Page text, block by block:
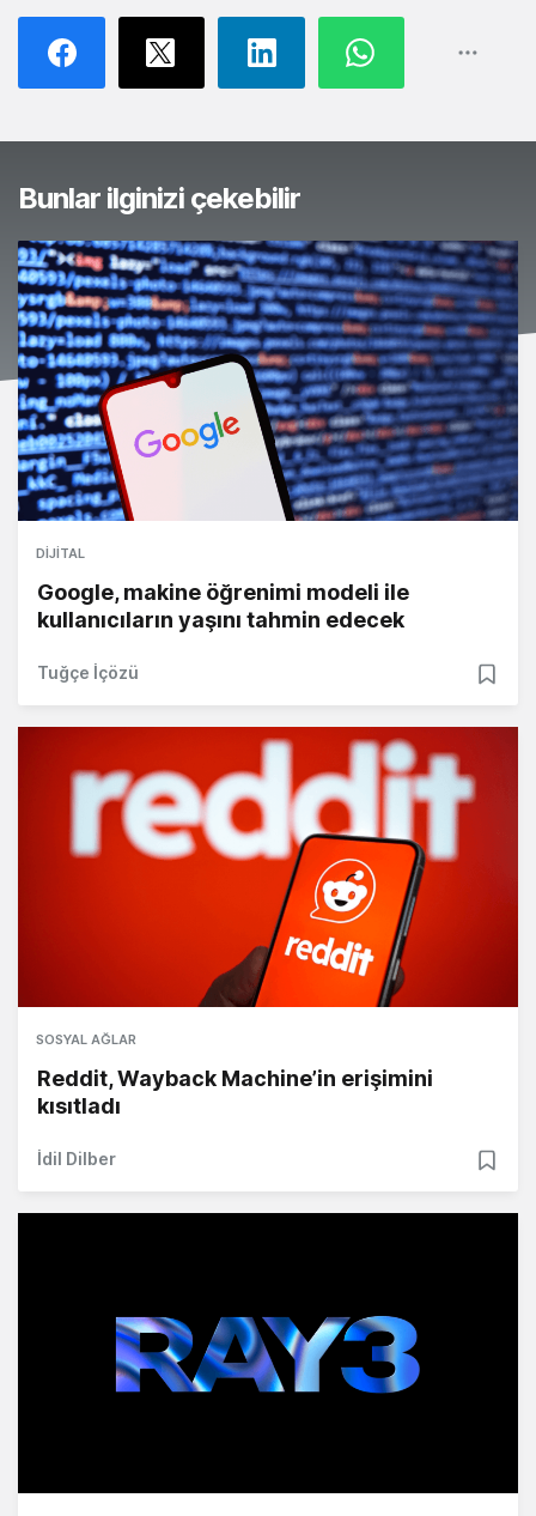
Bunlar ilginizi çekebilir
DIJITAL
Google, makine öğrenimi modeli ile
kullanıcıların yaşını tahmin edecek
Tuğçe İçözü
SOSYAL AĞLAR
Reddit, Wayback Machine’in erişimini
kısıtladı
İdil Dilber